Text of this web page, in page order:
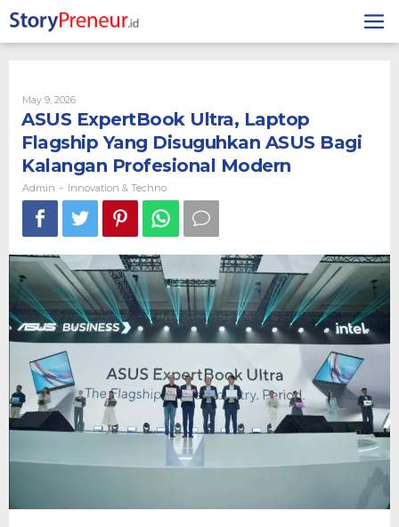
to
content
May 9, 2026By
Admin
ASUS ExpertBook Ultra, Laptop
Flagship Yang Disuguhkan ASUS Bagi
Kalangan Profesional Modern
Admin - Innovation & Techno